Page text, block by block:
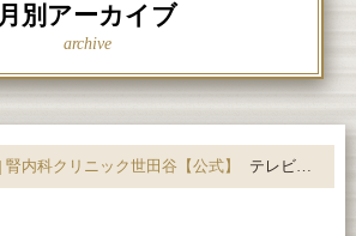
月別アーカイブ
archive
腎内科クリニック世田谷【公式】 テレビに出演しました